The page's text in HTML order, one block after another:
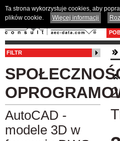
FILTR
AutoCAD -
modele 3D w
Ta strona wykorzystuje cookies, aby
plików cookie.
Więcej informacji